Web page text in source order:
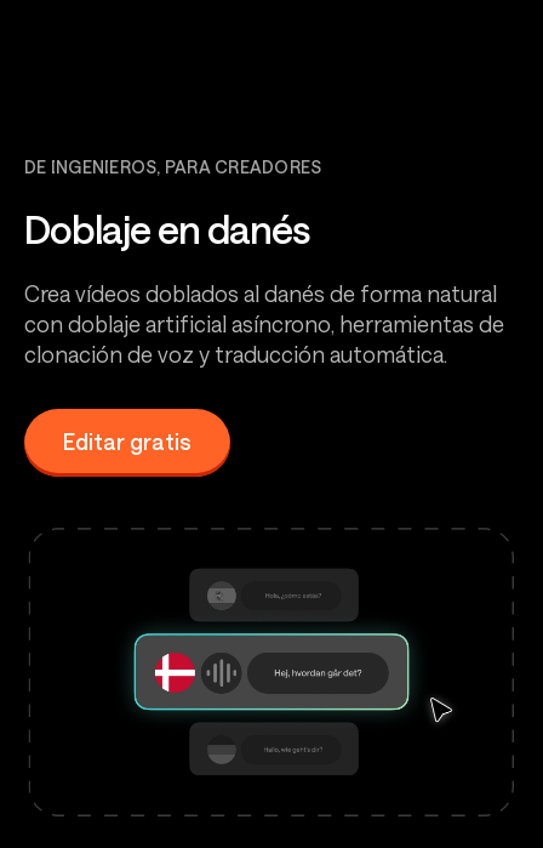
DE INGENIEROS, PARA CREADORES
Doblaje en danés
Crea vídeos doblados al danés de forma natural
con doblaje artificial asíncrono, herramientas de
clonación de voz y traducción automática.
Editar gratis